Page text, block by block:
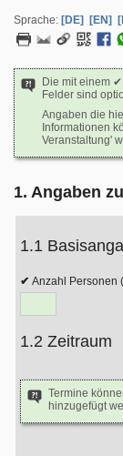
Sprache: [DE] [EN]
Die mit einem
Felder sind
Angaben die
Informationen
Veranstaltung'
1. Angaben
1.1
Anzahl Personen
1.2 Zeitraum
Termine
hinzugefügt